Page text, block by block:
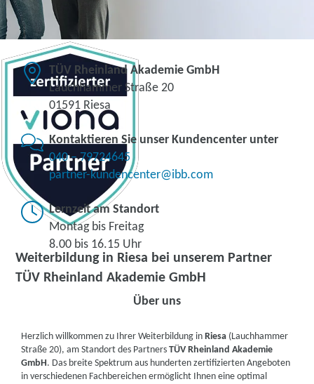
Weiterbildung in Riesa bei unserem Partner
TÜV Rheinland Akademie GmbH
TÜV Rheinland Akademie GmbH
Lauchhammer Straße 20
01591 Riesa
Kontaktieren Sie unser Kundencenter unter
040 – 79724645
partner-kundencenter@ibb.com
Lernzeit am Standort
Montag bis Freitag
8.00 bis 16.15 Uhr
Über uns
Herzlich willkommen zu Ihrer Weiterbildung inRiesa (Lauchhammer
Straße 20), am Standort des PartnersTÜV Rheinland Akademie
GmbH. Das breite Spektrum aus hunderten zertifizierten Angeboten
in verschiedenen Fachbereichen ermöglicht Ihnen eine optimal